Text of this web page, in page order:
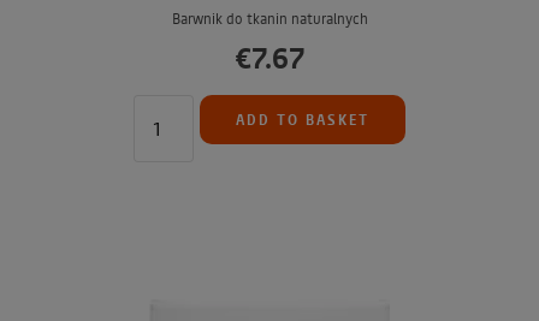
Barwnik do tkanin naturalnych
€7.67
ADD TO BASKET